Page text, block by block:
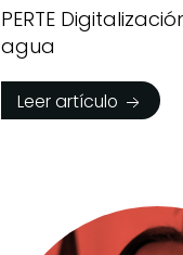
PERTE
agua
Leer artículo